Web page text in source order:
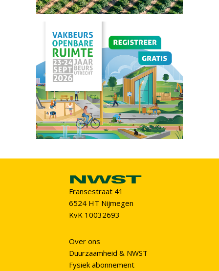
Fransestraat 41
6524 HT Nijmegen
KvK 10032693
Over ons
Duurzaamheid & NWST
Fysiek abonnement